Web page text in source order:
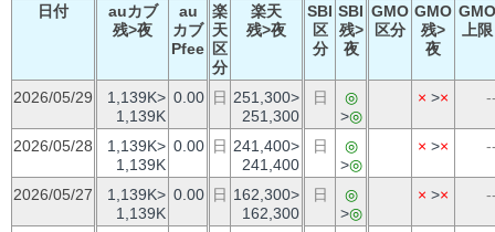
日付
auカブ
残>夜
au
カブ
Pfee
楽
天
区
分
楽天
残>夜
SBI
区
分
SBI
残>
夜
GMO
区分
GMO
残>
夜
GMO
上限
2026/05/29
1,139K>
1,139K
0.00 日 251,300>
251,300
日
◎
>◎
× >×
2026/05/28
1,139K>
1,139K
0.00 日 241,400>
241,400
日
◎
>◎
× >×
2026/05/27
1,139K>
1,139K
0.00 日 162,300>
162,300
日
◎
>◎
× >×